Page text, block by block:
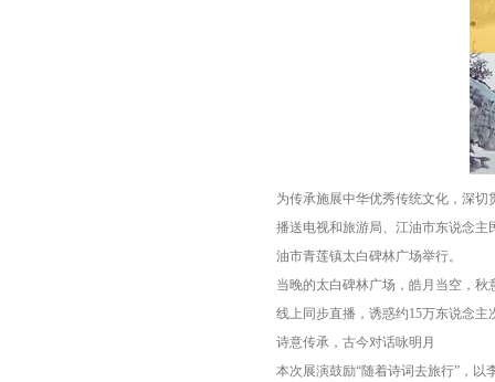
为传承施展中华优秀传统文化，深
播送电视和旅游局、江油市东说念
油市青莲镇太白碑林广场举行。
当晚的太白碑林广场，皓月当空，
线上同步直播，诱惑约15万东说念
诗意传承，古今对话咏明月
本次展演鼓励“随着诗词去旅行”，以